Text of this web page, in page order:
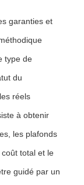
garanties et
type de
du
réels
à obtenir
les plafonds
total et le
guidé par un